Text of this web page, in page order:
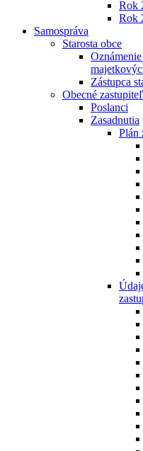
Rok
Rok
Samospráva
Starosta obce
Zástupca
Obecné
Poslanci
Zasadnutia
Plán